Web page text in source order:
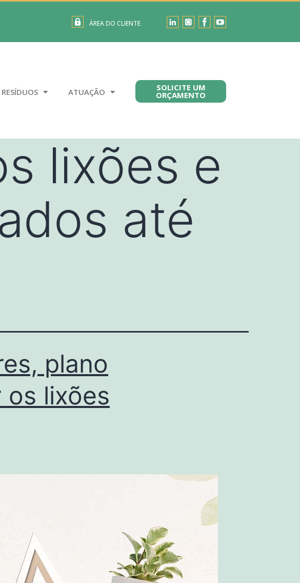
ÁREA DO CLIENTE
RESÍDUOS ATUAÇÃO SOLICITE UM
ORÇAMENTO
lixões e
até
plano
lixões